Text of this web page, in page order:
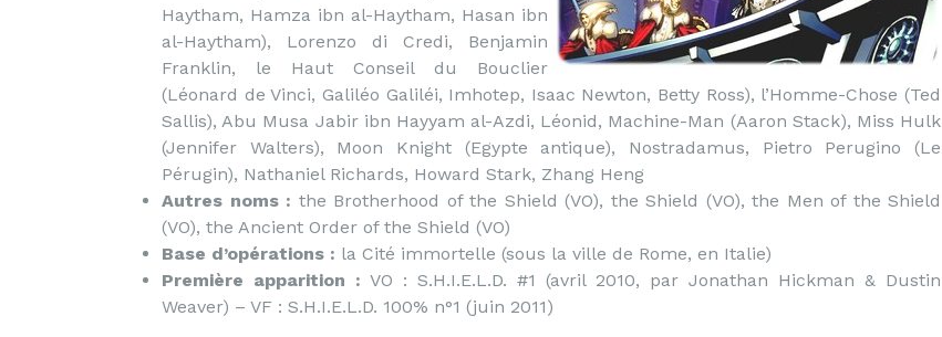
Haytham, Hamza ibn al-Haytham, Hasan ibn
al-Haytham), Lorenzo di Credi, Benjamin
Franklin, le Haut Conseil du Bouclier
(Léonard de Vinci, Galiléo Galiléi, Imhotep, Isaac Newton, Betty Ross), l’Homme-Chose (Ted
Sallis), Abu Musa Jabir ibn Hayyam al-Azdi, Léonid, Machine-Man (Aaron Stack), Miss Hulk
(Jennifer Walters), Moon Knight (Egypte antique), Nostradamus, Pietro Perugino (Le
Pérugin), Nathaniel Richards, Howard Stark, Zhang Heng
Autres noms : the Brotherhood of the Shield (VO), the Shield (VO), the Men of the Shield
(VO), the Ancient Order of the Shield (VO)
Base d’opérations : la Cité immortelle (sous la ville de Rome, en Italie)
Première apparition : VO : S.H.I.E.L.D. #1 (avril 2010, par Jonathan Hickman & Dustin
Weaver) – VF : S.H.I.E.L.D. 100% n°1 (juin 2011)